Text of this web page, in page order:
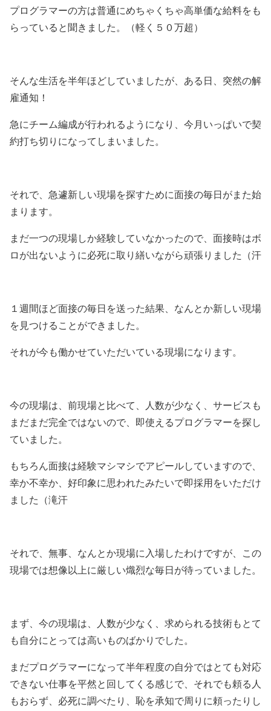
プログラマーの方は普通にめちゃくちゃ高単価な給料をも
らっていると聞きました。（軽く５０万超）
そんな生活を半年ほどしていましたが、ある日、突然の解
雇通知！
急にチーム編成が行われるようになり、今月いっぱいで契
約打ち切りになってしまいました。
それで、急遽新しい現場を探すために面接の毎日がまた始
まります。
まだ一つの現場しか経験していなかったので、面接時はボ
ロが出ないように必死に取り繕いながら頑張りました（汗
１週間ほど面接の毎日を送った結果、なんとか新しい現場
を見つけることができました。
それが今も働かせていただいている現場になります。
今の現場は、前現場と比べて、人数が少なく、サービスも
まだまだ完全ではないので、即使えるプログラマーを探し
ていました。
もちろん面接は経験マシマシでアピールしていますので、
幸か不幸か、好印象に思われたみたいで即採用をいただけ
ました（滝汗
それで、無事、なんとか現場に入場したわけですが、この
現場では想像以上に厳しい熾烈な毎日が待っていました。
まず、今の現場は、人数が少なく、求められる技術もとて
も自分にとっては高いものばかりでした。
まだプログラマーになって半年程度の自分ではとても対応
できない仕事を平然と回してくる感じで、それでも頼る人
もおらず、必死に調べたり、恥を承知で周りに頼ったりし